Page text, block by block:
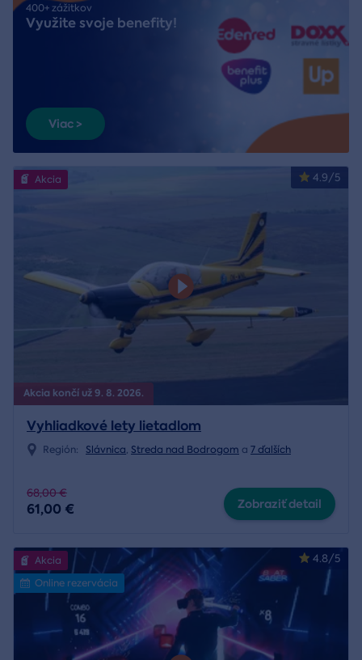
400+ zážitkov
Využite svoje benefity!
Viac >
Akcia končí už 9. 8. 2026.
4.9/5
Akcia
Vyhliadkové lety lietadlom
Región: Slávnica, Streda nad Bodrogom a 7 ďalších
68,00 €
61,00 € Zobraziť detail
4.8/5
Akcia
Online rezervácia